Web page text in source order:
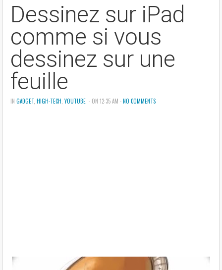
Dessinez sur iPad
comme si vous
dessinez sur une
feuille
IN GADGET HIGH-TECH YOUTUBE - ON 12:35 AM -NO COMMENTS